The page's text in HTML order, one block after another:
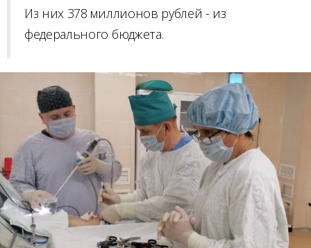
Из них 378 миллионов рублей - из
федерального бюджета.